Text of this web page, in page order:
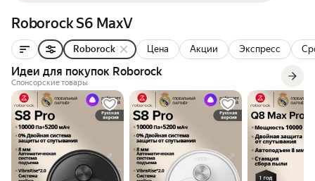
Roborock S6 MaxV
Roborock Цена Акции Экспресс
Идеи для покупок Roborock
Спонсорские товары